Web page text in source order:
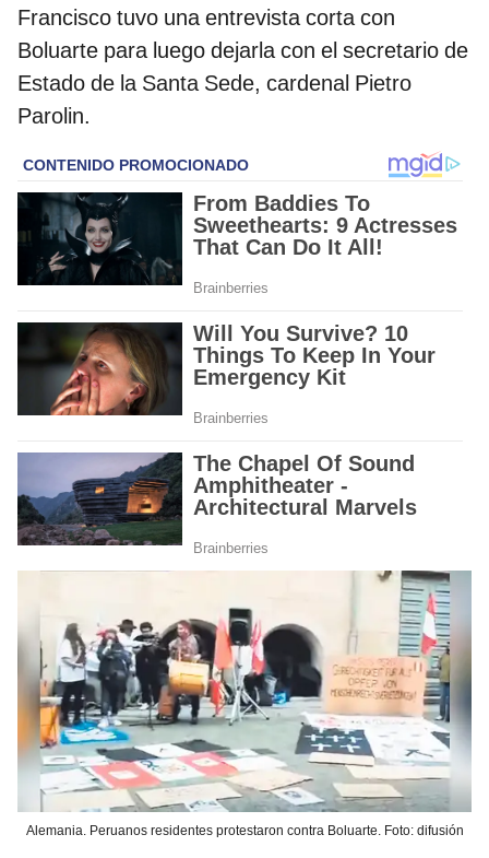
Francisco tuvo una entrevista corta con
Boluarte para luego dejarla con el secretario de
Estado de la Santa Sede, cardenal Pietro
Parolin.
Alemania. Peruanos residentes protestaron contra Boluarte. Foto: difusión